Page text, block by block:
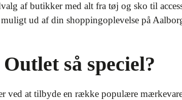
af butikker med alt fra tøj og sko til
ud af din shoppingoplevelse på
så speciel?
ved at tilbyde en række populære